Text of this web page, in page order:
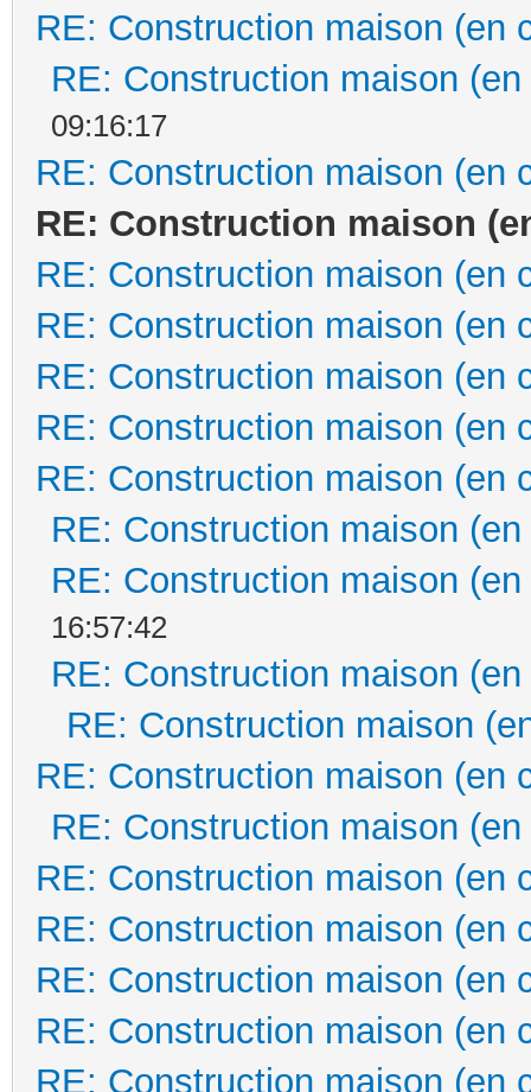
RE: Construction maison (en
RE: Construction maison
09:16:17
RE: Construction maison (en
RE: Construction maison
RE: Construction maison (en
RE: Construction maison (en
RE: Construction maison (en
RE: Construction maison (en
RE: Construction maison (en
RE: Construction maison
RE: Construction maison
16:57:42
RE: Construction maison
RE: Construction maison
RE: Construction maison (en
RE: Construction maison
RE: Construction maison (en
RE: Construction maison (en
RE: Construction maison (en
RE: Construction maison (en
RE: Construction maison (en